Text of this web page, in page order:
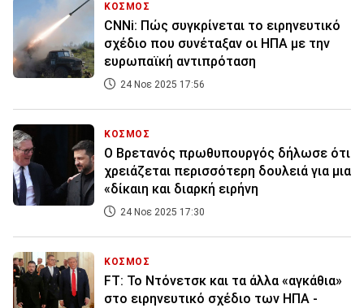
ΚΟΣΜΟΣ
CNNi: Πώς συγκρίνεται το ειρηνευτικό
σχέδιο που συνέταξαν οι ΗΠΑ με την
ευρωπαϊκή αντιπρόταση
24 Νοε 2025 17:56
ΚΟΣΜΟΣ
Ο Βρετανός πρωθυπουργός δήλωσε ότι
χρειάζεται περισσότερη δουλειά για μια
«δίκαιη και διαρκή ειρήνη
24 Νοε 2025 17:30
ΚΟΣΜΟΣ
FΤ: Το Ντόνετσκ και τα άλλα «αγκάθια»
στο ειρηνευτικό σχέδιο των ΗΠΑ -